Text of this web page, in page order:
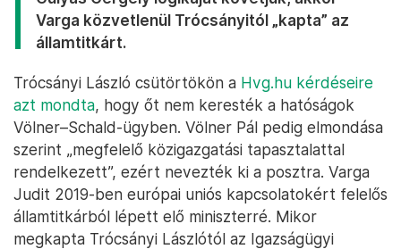
Varga közvetlenül Trócsányitól „kapta” az
államtitkárt.
Trócsányi László csütörtökön a Hvg.hu kérdéseire
azt mondta, hogy őt nem keresték a hatóságok
Völner–Schald-ügyben. Völner Pál pedig elmondása
szerint „megfelelő közigazgatási tapasztalattal
rendelkezett”, ezért nevezték ki a posztra. Varga
Judit 2019-ben európai uniós kapcsolatokért felelős
államtitkárból lépett elő miniszterré. Mikor
megkapta Trócsányi Lászlótól az Igazságügyi